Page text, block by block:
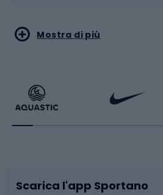
Sport acquatici
Bikepacking
Bushcraft
Sport di arti marziali
Sport con le racchette
Slitte e slittini
Mostra di più
Scarica l'app Sportano